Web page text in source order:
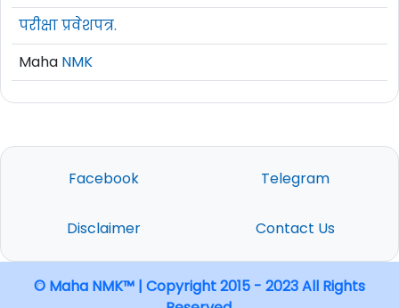
परीक्षा प्रवेशपत्र.
Maha NMK
Facebook Telegram
Disclaimer Contact Us
© Maha NMK™ | Copyright 2015 - 2023 All Rights